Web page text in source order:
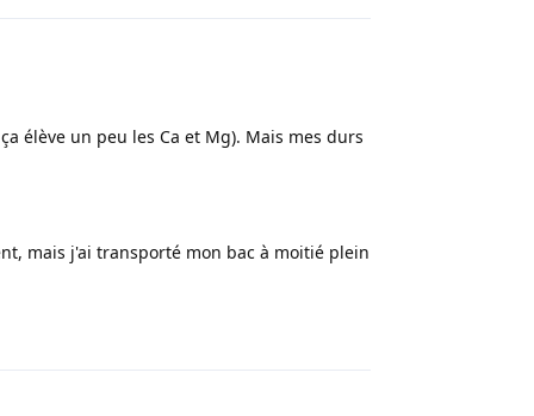
élève un peu les Ca et Mg). Mais mes durs
mais j'ai transporté mon bac à moitié plein